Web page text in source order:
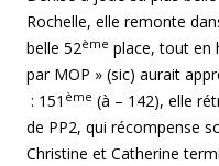
Rochelle, elle remonte
belle 52ème place, tout en
par MOP » (sic) aurait
: 151 ème (à – 142), elle
de PP2, qui récompense
Christine et Catherine